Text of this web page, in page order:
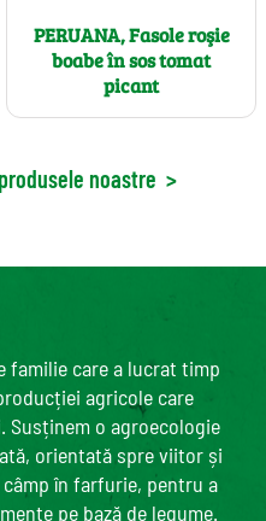
PERUANA, Fasole roşie
boabe în sos tomat
picant
noastre >
familie care a lucrat timp
agricole care
Susținem o agroecologie
orientată spre viitor și
în farfurie, pentru a
pe bază de legume.